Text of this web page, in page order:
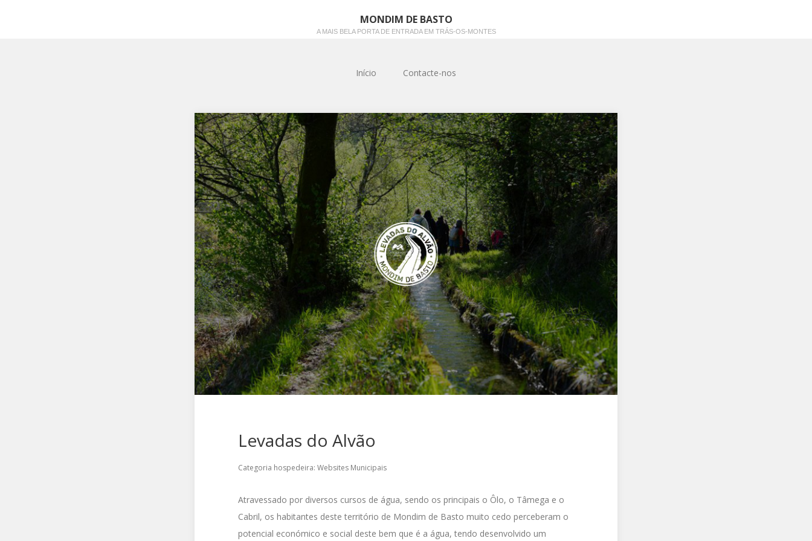
MONDIM DE BASTO
A MAIS BELA PORTA DE ENTRADA EM TRÁS-OS-MONTES
Início Contacte-nos
Levadas do Alvão
Categoria hospedeira: Websites Municipais
Atravessado por diversos cursos de água, sendo os principais o Ôlo, o Tâmega e o
Cabril, os habitantes deste território de Mondim de Basto muito cedo perceberam o
potencial económico e social deste bem que é a água, tendo desenvolvido um